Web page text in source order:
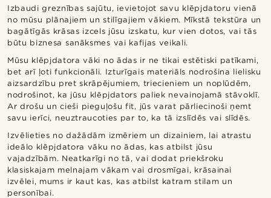
Izbaudi greznības sajūtu, ievietojot savu klēpjdatoru vienā
no mūsu plānajiem un stilīgajiem vākiem. Mīkstā tekstūra un
bagātīgās krāsas izcels jūsu izskatu, kur vien dotos, vai tās
būtu biznesa sanāksmes vai kafijas veikali.
Mūsu klēpjdatora vāki no ādas ir ne tikai estētiski patīkami,
bet arī ļoti funkcionāli. Izturīgais materiāls nodrošina lielisku
aizsardzību pret skrāpējumiem, triecieniem un noplūdēm,
nodrošinot, ka jūsu klēpjdators paliek nevainojamā stāvoklī.
Ar drošu un cieši pieguļošu fit, jūs varat pārliecinoši ņemt
savu ierīci, neuztraucoties par to, ka tā izslīdēs vai slīdēs.
Izvēlieties no dažādām izmēriem un dizainiem, lai atrastu
ideālo klēpjdatora vāku no ādas, kas atbilst jūsu
vajadzībām. Neatkarīgi no tā, vai dodat priekšroku
klasiskajam melnajam vākam vai drosmīgai, krāsainai
izvēlei, mums ir kaut kas, kas atbilst katram stilam un
personībai.